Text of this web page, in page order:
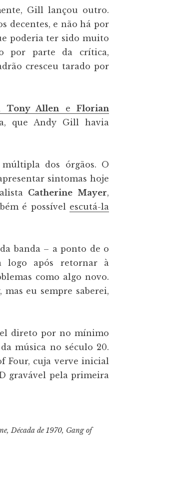
Gill lançou outro.
decentes, e não há por
poderia ter sido muito
por parte da crítica,
cresceu tarado por
Tony Allen eFlorian
que Andy Gill havia
dos órgãos. O
sintomas hoje
Catherine Mayer,
é possível escutá-la
banda – a ponto de o
logo após retornar à
como algo novo.
mas eu sempre saberei,
direto por no mínimo
música no século 20.
Four, cuja verve inicial
gravável pela primeira
,Década de 1970, Gang of